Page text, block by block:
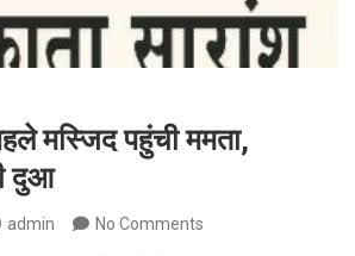
मस्जिद पहुंची ममता,
दुआ
admin No Comments